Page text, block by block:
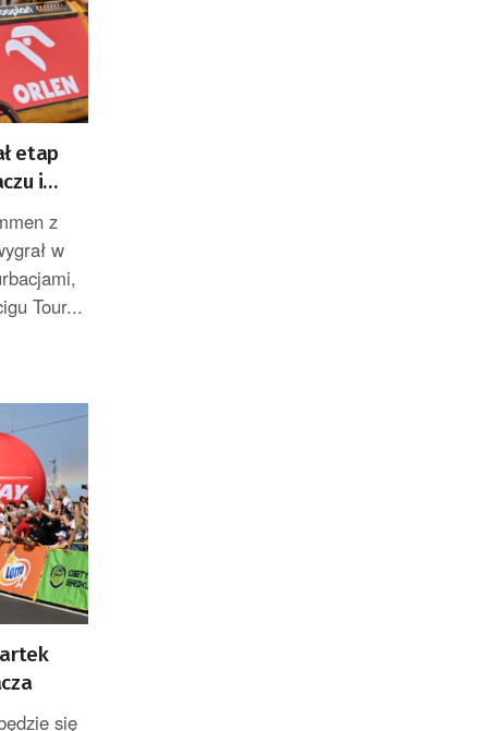
etap
i
z
w
Tour...
się